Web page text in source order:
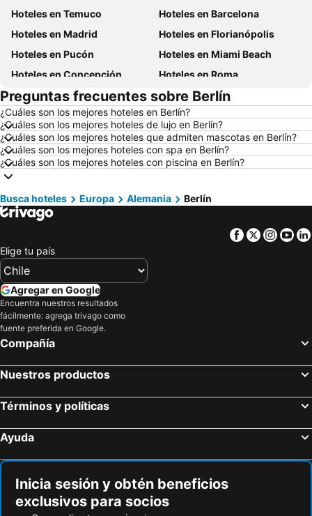
Hoteles en Temuco
Hoteles en Barcelona
Hoteles en Madrid
Hoteles en Florianópolis
Hoteles en Pucón
Hoteles en Miami Beach
Hoteles en Concepción
Hoteles en Roma
Hoteles en La Serena
Hoteles en Puerto Montt
Hoteles en Lima
Hoteles en Valdivia
Hoteles en San Andrés
Hoteles en Búzios
Hoteles en Chillán
Hoteles en Arica
Hoteles en Curazao
Hoteles en Región Metropolitana de Santiago
Hoteles en Chiloé
Hoteles en Isla de Pascua
Hoteles en Curicó
Hoteles en Provincia de Osorno
Hoteles en Lacio
Hoteles en Región de Arica y Parinacota
Hoteles en Colombia
Hoteles en Andalucía
Preguntas frecuentes sobre Berlín
¿Cuáles son los mejores hoteles en Berlín?
¿Cuáles son los mejores hoteles de lujo en Berlín?
¿Cuáles son los mejores hoteles que admiten mascotas en Berlín?
¿Cuáles son los mejores hoteles con spa en Berlín?
¿Cuáles son los mejores hoteles con piscina en Berlín?
Busca hoteles Europa Alemania Berlín
Facebook
Twitter
Elige tu país
Agregar en Google
Encuentra nuestros resultados
fácilmente: agrega trivago como
fuente preferida en Google.
Compañía
Nuestros productos
Términos y políticas
Ayuda
Inicia sesión y obtén beneficios
exclusivos para socios